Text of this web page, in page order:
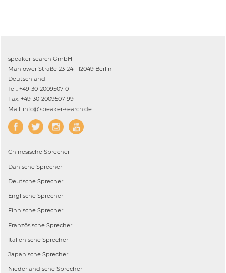
speaker-search GmbH
Mahlower Straße 23-24 - 12049 Berlin
Deutschland
Tel.: +49-30-2009507-0
Fax: +49-30-2009507-99
Mail: info@speaker-search.de
Chinesische Sprecher
Dänische Sprecher
Deutsche Sprecher
Englische Sprecher
Finnische Sprecher
Französische Sprecher
Italienische Sprecher
Japanische Sprecher
Niederländische Sprecher